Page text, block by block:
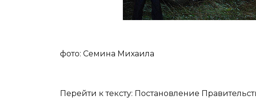
фото: Семина Михаила
Перейти к тексту: Постановление